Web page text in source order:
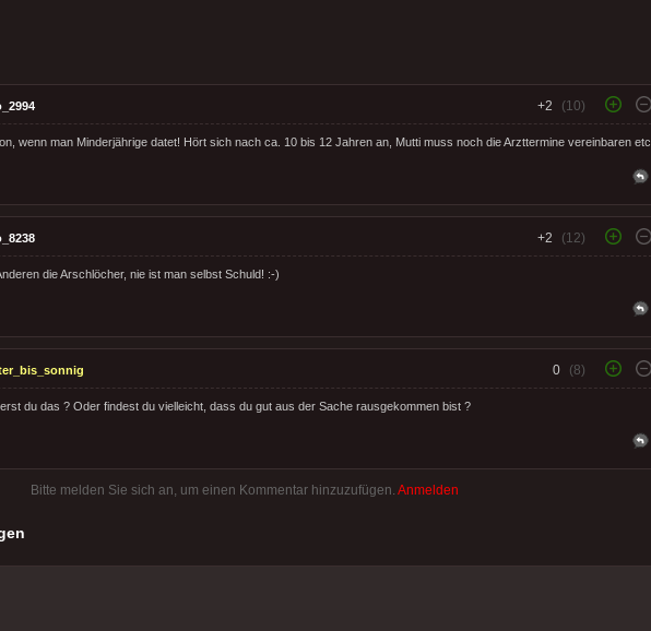
+2 (10)
wenn man Minderjährige datet! Hört sich nach ca. 10 bis 12 Jahren an, Mutti muss noch die Arzttermine vereinbaren etc
+2 (12)
die Arschlöcher, nie ist man selbst Schuld! :-)
0 (8)
du das ? Oder findest du vielleicht, dass du gut aus der Sache rausgekommen bist ?
Bitte melden Sie sich an, um einen Kommentar hinzuzufügen. Anmelden